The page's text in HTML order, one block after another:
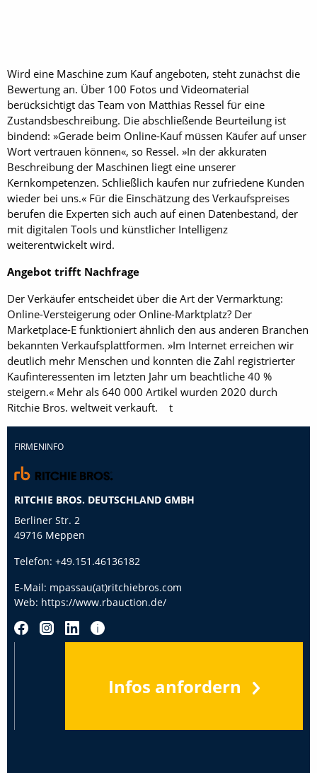
Wird eine Maschine zum Kauf angeboten, steht zunächst die
Bewertung an. Über 100 Fotos und Videomaterial
berücksichtigt das Team von Matthias Ressel für eine
Zustandsbeschreibung. Die abschließende Beurteilung ist
bindend: »Gerade beim Online-Kauf müssen Käufer auf unser
Wort vertrauen können«, so Ressel. »In der akkuraten
Beschreibung der Maschinen liegt eine unserer
Kernkompetenzen. Schließlich kaufen nur zufriedene Kunden
wieder bei uns.« Für die Einschätzung des Verkaufspreises
berufen die Experten sich auch auf einen Datenbestand, der
mit digitalen Tools und künstlicher Intelligenz
weiterentwickelt wird.
Angebot trifft Nachfrage
Der Verkäufer entscheidet über die Art der Vermarktung:
Online-Versteigerung oder Online-Marktplatz? Der
Marketplace-E funktioniert ähnlich den aus anderen Branchen
bekannten Verkaufsplattformen. »Im Internet erreichen wir
deutlich mehr Menschen und konnten die Zahl registrierter
Kaufinteressenten im letzten Jahr um beachtliche 40 %
steigern.« Mehr als 640 000 Artikel wurden 2020 durch
Ritchie Bros. weltweit verkauft. t
FIRMENINFO
RITCHIE BROS. DEUTSCHLAND GMBH
Berliner Str. 2
49716 Meppen
Telefon: +49.151.46136182
E-Mail: mpassau(at)ritchiebros.com
Web: https://www.rbauction.de/
Infos anfordern